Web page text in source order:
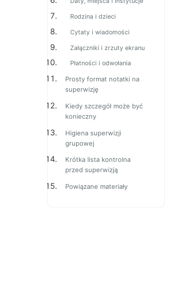
Rodzina i dzieci
Cytaty i wiadomości
Załączniki i zrzuty ekranu
Płatności i odwołania
Prosty format notatki na
superwizję
Kiedy szczegół może być
konieczny
Higiena superwizji
grupowej
Krótka lista kontrolna
przed superwizją
Powiązane materiały